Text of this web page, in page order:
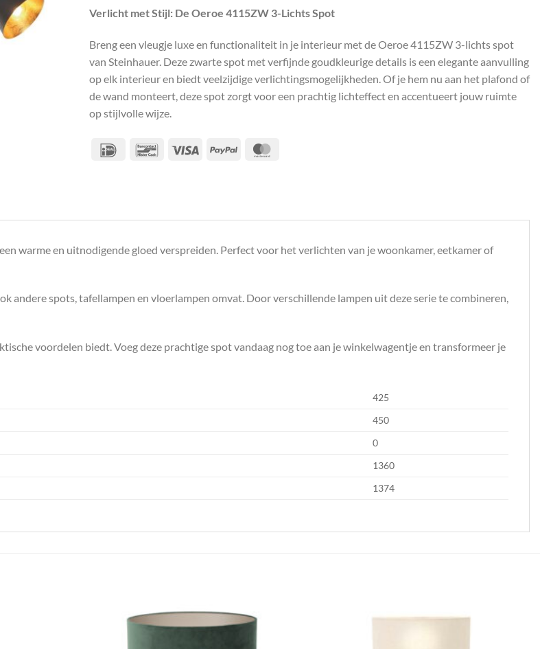
Verlicht met Stijl: De Oeroe 4115ZW 3-Lichts Spot
Breng een vleugje luxe en functionaliteit in je interieur met de Oeroe 4115ZW 3-lichts spot
van Steinhauer. Deze zwarte spot met verfijnde goudkleurige details is een elegante aanvulling
op elk interieur en biedt veelzijdige verlichtingsmogelijkheden. Of je hem nu aan het plafond of
de wand monteert, deze spot zorgt voor een prachtig lichteffect en accentueert jouw ruimte
op stijlvolle wijze.
IDeal Bancontact
Visa PayPal
warme en uitnodigende gloed verspreiden. Perfect voor het verlichten van je woonkamer, eetkamer of
andere spots, tafellampen en vloerlampen omvat. Door verschillende lampen uit deze serie te combineren,
voordelen biedt. Voeg deze prachtige spot vandaag nog toe aan je winkelwagentje en transformeer je
425
450
0
1360
1374